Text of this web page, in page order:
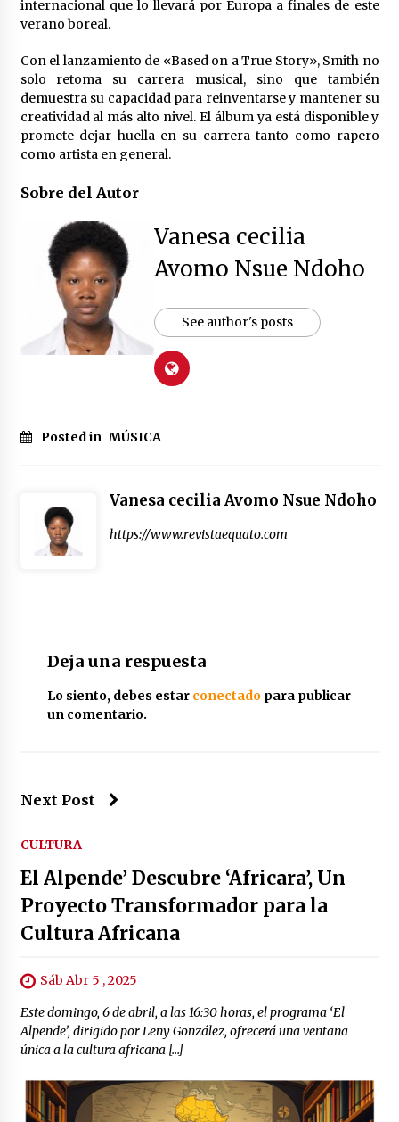
internacional que lo llevará por Europa a finales de este
verano boreal.
Con el lanzamiento de «Based on a True Story», Smith no
solo retoma su carrera musical, sino que también
demuestra su capacidad para reinventarse y mantener su
creatividad al más alto nivel. El álbum ya está disponible y
promete dejar huella en su carrera tanto como rapero
como artista en general.
Sobre del Autor
Vanesa cecilia
Avomo Nsue Ndoho
See author's posts
Posted in MÚSICA
Vanesa cecilia Avomo Nsue Ndoho
https://www.revistaequato.com
Deja una respuesta
Lo siento, debes estar conectadopara publicar
un comentario.
Next Post
CULTURA
El Alpende’ Descubre ‘Africara’, Un
Proyecto Transformador para la
Cultura Africana
Sáb Abr 5 , 2025
Este domingo, 6 de abril, a las 16:30 horas, el programa ‘El
Alpende’, dirigido por Leny González, ofrecerá una ventana
única a la cultura africana […]